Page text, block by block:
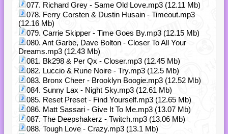
077. Richard Grey - Same Old Love.mp3 (12.11 Mb)
078. Ferry Corsten & Dustin Husain - Timeout.mp3
(12.16 Mb)
079. Carrie Skipper - Time Goes By.mp3 (12.15 Mb)
080. Ant Garbe, Dave Bolton - Closer To All Your
Dreams.mp3 (12.43 Mb)
081. Bk298 & Per Qx - Closer.mp3 (12.45 Mb)
082. Luccio & Rune Noire - Try.mp3 (12.5 Mb)
083. Bronx Cheer - Brooklyn Boogie.mp3 (12.52 Mb)
084. Sunny Lax - Night Sky.mp3 (12.61 Mb)
085. Reset Preset - Find Yourself.mp3 (12.65 Mb)
086. Matt Sassari - Give It To Me.mp3 (13.07 Mb)
087. The Deepshakerz - Twitch.mp3 (13.06 Mb)
088. Tough Love - Crazy.mp3 (13.1 Mb)